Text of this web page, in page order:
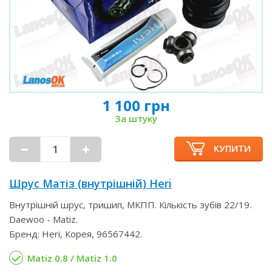
1 100 грн
За штуку
КУПИТИ
Шрус Матіз (внутрішній) Heri
Внутрішній шрус, тришип, МКПП. Кількість зубів 22/19.
Daewoo - Matiz.
Бренд: Heri, Корея, 96567442.
Matiz 0.8 / Matiz 1.0